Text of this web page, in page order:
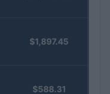
$1,897.45
$588.31